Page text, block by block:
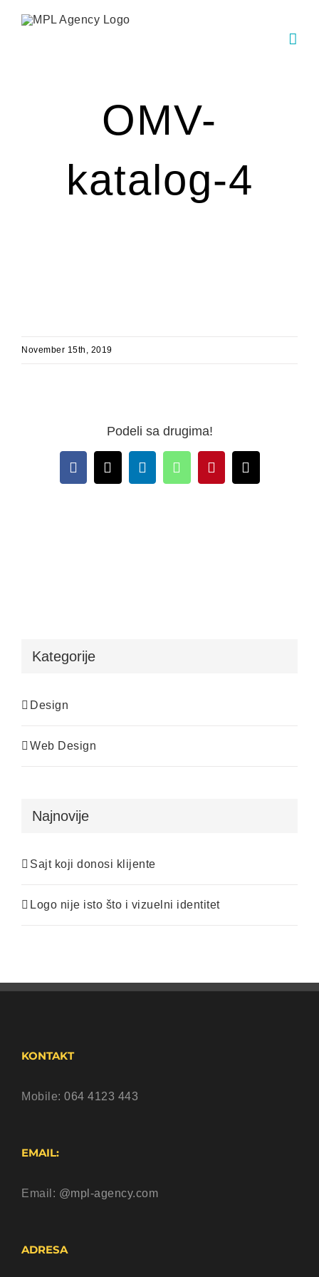
Skip
OMV-
katalog-4
November 15th, 2019
Podeli sa drugima!
Facebook
X LinkedInWhatsAppPinterestEmail
Kategorije
Design
Web Design
Najnovije
Sajt koji donosi klijente
Logo nije isto što i vizuelni identitet
KONTAKT
Mobile: 064 4123 443
EMAIL:
Email: @mpl-agency.com
ADRESA